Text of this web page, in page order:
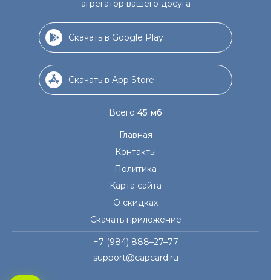
агрегатор вашего досуга
Скачать в Google Play
Скачать в App Store
Всего 45 мб
Главная
Контакты
Политика
Карта сайта
О скидках
Скачать приложение
+7 (984) 888–27–77
support@capcard.ru